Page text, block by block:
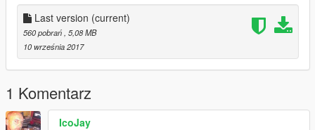
Last version (current)
560 pobrań , 5,08 MB
10 września 2017
1 Komentarz
IcoJay